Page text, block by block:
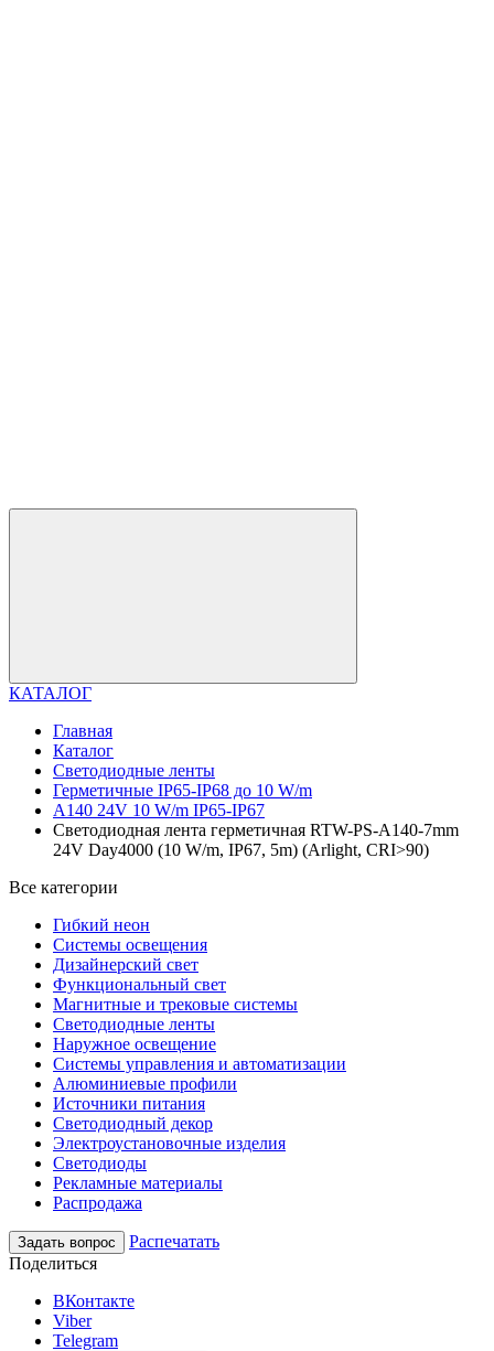
КАТАЛОГ
Главная
Каталог
Светодиодные ленты
Герметичные IP65-IP68 до 10 W/m
A140 24V 10 W/m IP65-IP67
Светодиодная лента герметичная RTW-PS-A140-7mm
24V Day4000 (10 W/m, IP67, 5m) (Arlight, CRI>90)
Все категории
Гибкий неон
Системы освещения
Дизайнерский свет
Функциональный свет
Магнитные и трековые системы
Светодиодные ленты
Наружное освещение
Системы управления и автоматизации
Алюминиевые профили
Источники питания
Светодиодный декор
Электроустановочные изделия
Светодиоды
Рекламные материалы
Распродажа
Задать вопрос
Распечатать
Поделиться
ВКонтакте
Viber
Telegram